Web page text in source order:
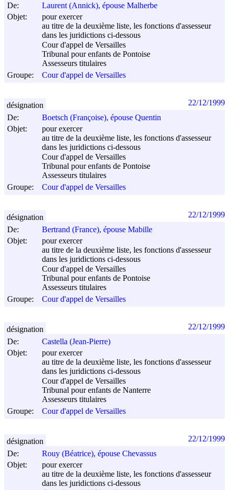
De:
Laurent (Annick), épouse Malherbe
Objet:
pour exercer
au titre de la deuxième liste, les fonctions d'assesseur
dans les juridictions ci-dessous
Cour d'appel de Versailles
Tribunal pour enfants de Pontoise
Assesseurs titulaires
Groupe:
Cour d'appel de Versailles
De:
Boetsch (Françoise), épouse Quentin
Objet:
pour exercer
au titre de la deuxième liste, les fonctions d'assesseur
dans les juridictions ci-dessous
Cour d'appel de Versailles
Tribunal pour enfants de Pontoise
Assesseurs titulaires
Groupe:
Cour d'appel de Versailles
désignation 22/12/1999
De:
Bertrand (France), épouse Mabille
Objet:
pour exercer
au titre de la deuxième liste, les fonctions d'assesseur
dans les juridictions ci-dessous
Cour d'appel de Versailles
Tribunal pour enfants de Pontoise
Assesseurs titulaires
Groupe:
Cour d'appel de Versailles
désignation 22/12/1999
De:
Castella (Jean-Pierre)
Objet:
pour exercer
au titre de la deuxième liste, les fonctions d'assesseur
dans les juridictions ci-dessous
Cour d'appel de Versailles
Tribunal pour enfants de Nanterre
Assesseurs titulaires
Groupe:
Cour d'appel de Versailles
désignation 22/12/1999
De:
Rouy (Béatrice), épouse Chevassus
Objet:
pour exercer
au titre de la deuxième liste, les fonctions d'assesseur
dans les juridictions ci-dessous
désignation 22/12/1999